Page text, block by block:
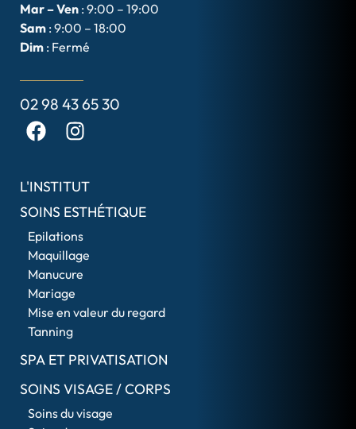
Mar – Ven : 9:00 – 19:00
Sam : 9:00 – 18:00
Dim : Fermé
02 98 43 65 30
L'INSTITUT
SOINS ESTHÉTIQUE
Epilations
Maquillage
Manucure
Mariage
Mise en valeur du regard
Tanning
SPA ET PRIVATISATION
SOINS VISAGE / CORPS
Soins du visage